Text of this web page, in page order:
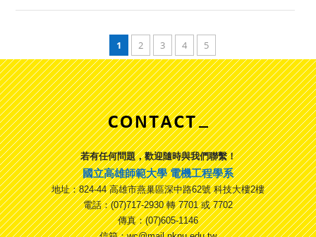
1 2 3 4 5
若有任何問題，歡迎隨時與我們聯繫！
國立高雄師範大學 電機工程學系
地址：824-44 高雄市燕巢區深中路62號 科技大樓2樓
電話：(07)717-2930 轉 7701 或 7702
傳真：(07)605-1146